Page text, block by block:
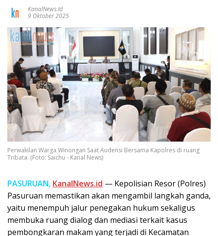
KanalNews.id
9 Oktober 2025
Perwakilan Warga Winongan Saat Audensi Bersama Kapolres di ruang
Tribata. (Foto: Saichu - Kanal News)
PASURUAN, KanalNews.id — Kepolisian Resor (Polres)
Pasuruan memastikan akan mengambil langkah ganda,
yaitu menempuh jalur penegakan hukum sekaligus
membuka ruang dialog dan mediasi terkait kasus
pembongkaran makam yang terjadi di Kecamatan